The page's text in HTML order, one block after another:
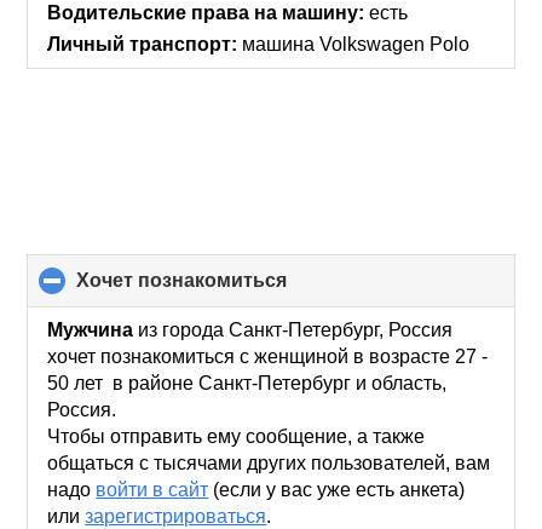
Водительские права на машину: есть
Личный транспорт: машина Volkswagen Polo
хочет познакомиться
to
collapse
contents
Мужчина из города Санкт-Петербург, Россия
хочет познакомиться с женщиной в возрасте 27 -
50 лет в районе Санкт-Петербург и область,
Россия.
Чтобы отправить ему сообщение, а также
общаться с тысячами других пользователей, вам
надо войти в сайт (если у вас уже есть анкета)
илизарегистрироваться.